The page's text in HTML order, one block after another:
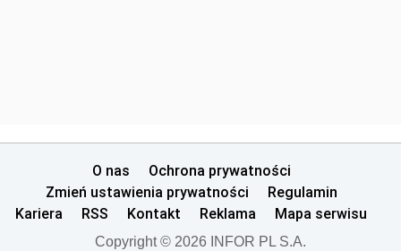
O nas
Ochrona prywatności
Zmień ustawienia prywatności
Regulamin
Kariera
RSS Kontakt Reklama Mapa serwisu
Copyright © 2026 INFOR PL S.A.